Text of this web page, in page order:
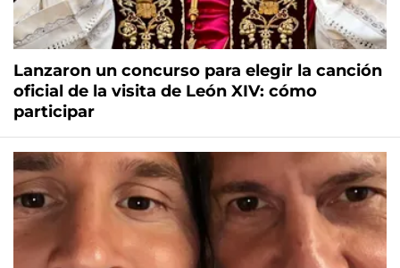
Lanzaron un concurso para elegir la canción
oficial de la visita de León XIV: cómo
participar